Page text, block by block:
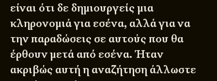
είναι ότι δε δημιουργείς μια
κληρονομιά για εσένα, αλλά για να
την παραδώσεις σε αυτούς που θα
έρθουν μετά από εσένα. Ήταν
ακριβώς αυτή η αναζήτηση άλλωστε